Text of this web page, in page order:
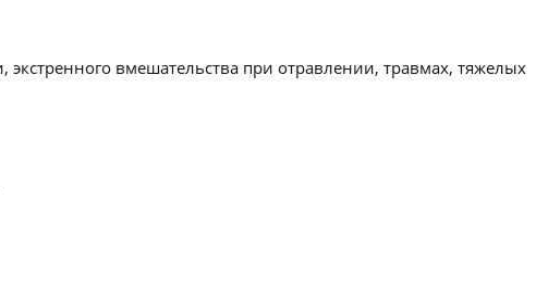
вмешательства при отравлении, травмах, тяжелых